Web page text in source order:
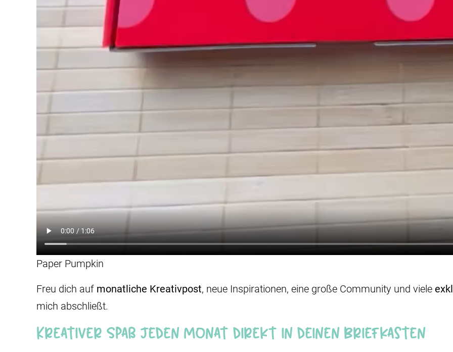
Paper Pumpkin
Freu dich auf monatliche Kreativpost, neue Inspirationen, eine große Community und viele
mich abschließt.
Kreativer Spaß jeden Monat direkt in deinen Briefkasten